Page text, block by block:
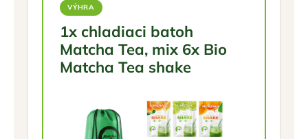
VÝHRA
1x chladiaci batoh
Matcha Tea, mix 6x Bio
Matcha Tea shake